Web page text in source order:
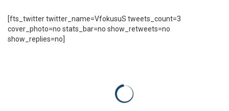
[fts_twitter twitter_name=VfokusuS tweets_count=3
cover_photo=no stats_bar=no show_retweets=no
show_replies=no]